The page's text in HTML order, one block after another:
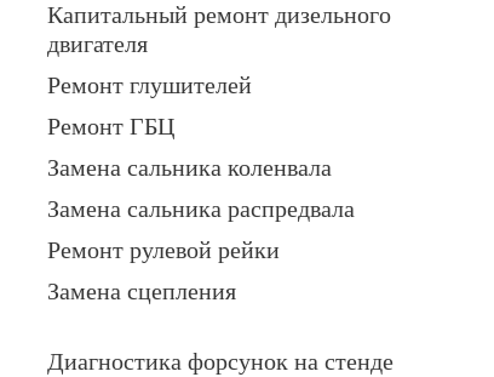
Капитальный ремонт дизельного
двигателя
Ремонт глушителей
Ремонт ГБЦ
Замена сальника коленвала
Замена сальника распредвала
Ремонт рулевой рейки
Замена сцепления
Диагностика форсунок на стенде